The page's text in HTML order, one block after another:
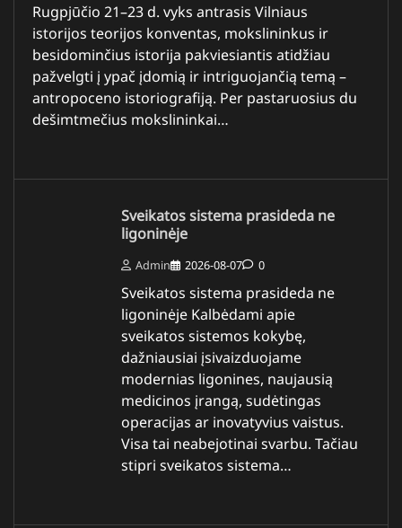
Rugpjūčio 21–23 d. vyks antrasis Vilniaus
istorijos teorijos konventas, mokslininkus ir
besidominčius istorija pakviesiantis atidžiau
pažvelgti į ypač įdomią ir intriguojančią temą –
antropoceno istoriografiją. Per pastaruosius du
dešimtmečius mokslininkai…
Sveikatos sistema prasideda ne
ligoninėje
Admin 2026-08-07 0
Sveikatos sistema prasideda ne
ligoninėje Kalbėdami apie
sveikatos sistemos kokybę,
dažniausiai įsivaizduojame
modernias ligonines, naujausią
medicinos įrangą, sudėtingas
operacijas ar inovatyvius vaistus.
Visa tai neabejotinai svarbu. Tačiau
stipri sveikatos sistema…